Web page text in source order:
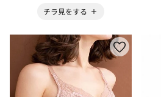
チラ見をする